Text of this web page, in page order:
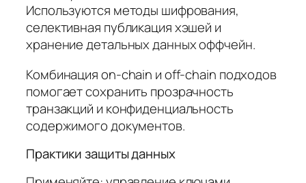
Используются методы шифрования,
селективная публикация хэшей и
хранение детальных данных оффчейн.
Комбинация on-chain и off-chain подходов
помогает сохранить прозрачность
транзакций и конфиденциальность
содержимого документов.
Практики защиты данных